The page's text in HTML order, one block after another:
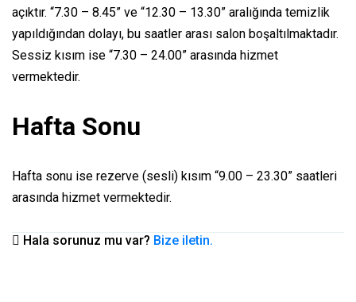
açıktır. “7.30 – 8.45” ve “12.30 – 13.30” aralığında temizlik
yapıldığından dolayı, bu saatler arası salon boşaltılmaktadır.
Sessiz kısım ise “7.30 – 24.00” arasında hizmet
vermektedir.
Hafta Sonu
Hafta sonu ise rezerve (sesli) kısım “9.00 – 23.30” saatleri
arasında hizmet vermektedir.
Hala sorunuz mu var? Bize iletin.